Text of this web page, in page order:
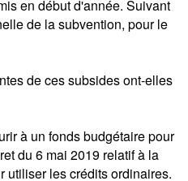
en début d'année. Suivant
de la subvention, pour le
de ces subsides ont-elles
à un fonds budgétaire pour
du 6 mai 2019 relatif à la
utiliser les crédits ordinaires.